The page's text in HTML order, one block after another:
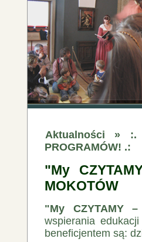
Aktualności »
:.
PROGRAMÓW! .:
"My
MOKOTÓW
"My CZYTAMY
wspierania
beneficjentem są: